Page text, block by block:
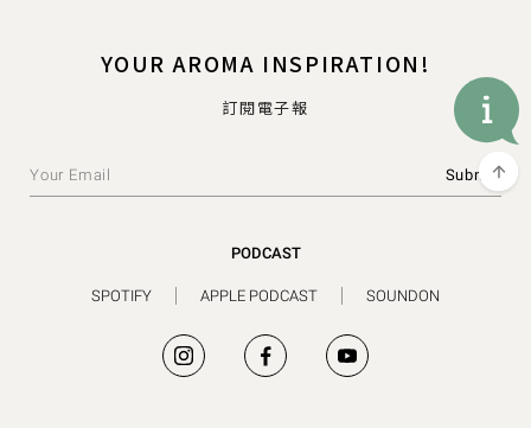
YOUR AROMA INSPIRATION!
訂閱電子報
PODCAST
SPOTIFY SOUNDON
APPLE PODCAST